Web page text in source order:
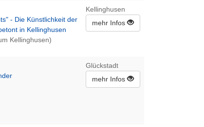
- Die Künstlichkeit der
in Kellinghusen
Kellinghusen)
Kellinghusen
mehr Infos
Glückstadt
mehr Infos